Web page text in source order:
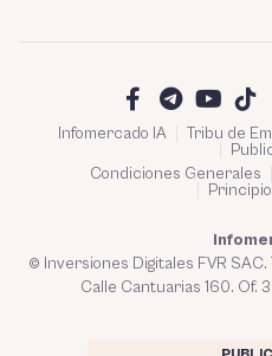
Infomercado IA Tribu de
Condiciones Generales
© Inversiones Digitales FVR
Calle Cantuarias 160. Of.